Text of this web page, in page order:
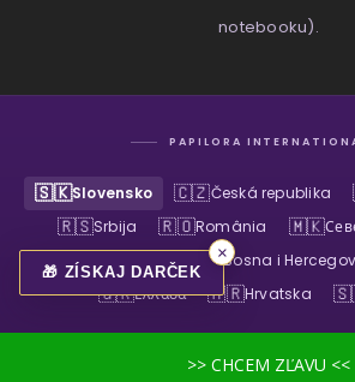
notebooku).
>> CHCEM ZĽAVU <<
PAPILORA
🇸🇰Slovensko 🇨🇿Česká republika
🇷🇸Srbija 🇷🇴România 🇲🇰
🇧🇬 🇧🇦Bosna i
🇬🇷Ελλάδα 🇭🇷Hrvatska
🎁 ZÍSKAJ DARČEK
×